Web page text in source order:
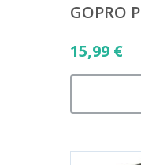
GOPRO
15,99 €